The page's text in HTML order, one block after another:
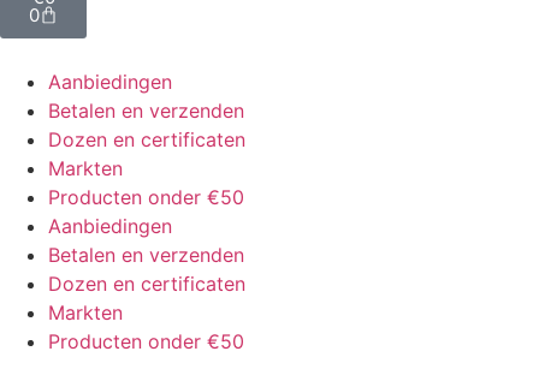
0
Aanbiedingen
Betalen en verzenden
Dozen en certificaten
Markten
Producten onder €50
Aanbiedingen
Betalen en verzenden
Dozen en certificaten
Markten
Producten onder €50